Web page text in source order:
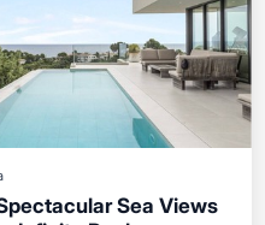
Sea Views